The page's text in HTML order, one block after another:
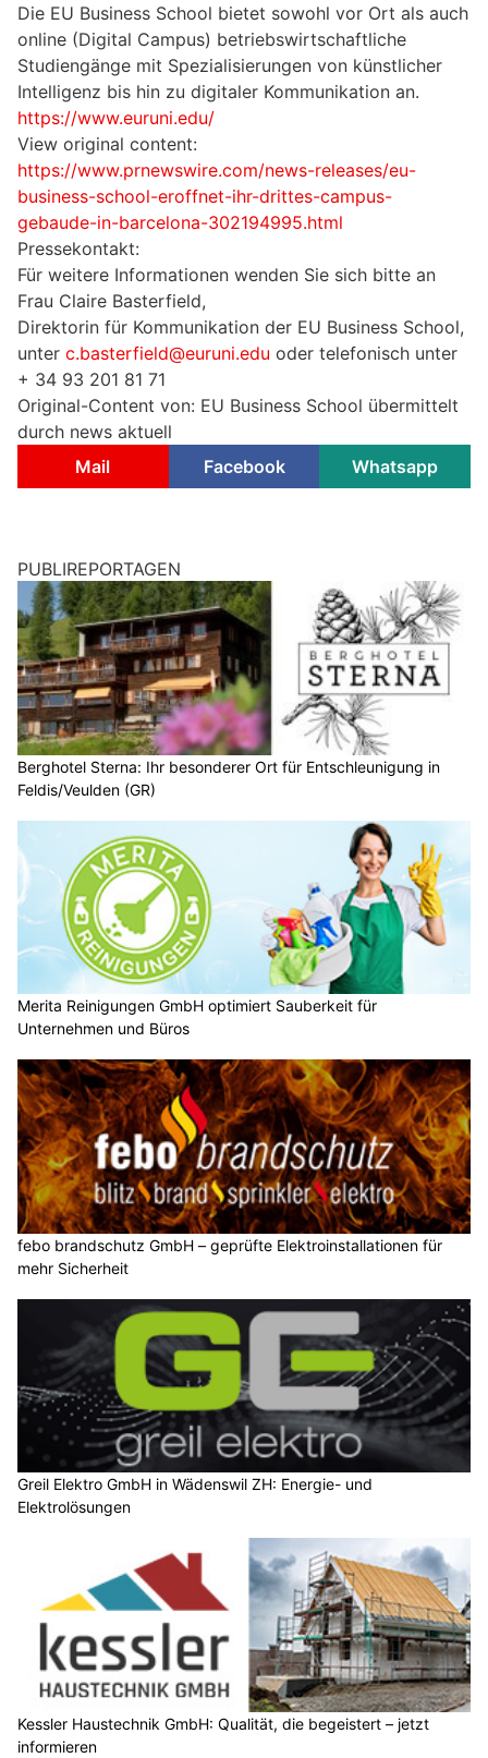
Die EU Business School bietet sowohl vor Ort als auch
online (Digital Campus) betriebswirtschaftliche
Studiengänge mit Spezialisierungen von künstlicher
Intelligenz bis hin zu digitaler Kommunikation an.
https://www.euruni.edu/
View original content:
https://www.prnewswire.com/news-releases/eu-
business-school-eroffnet-ihr-drittes-campus-
gebaude-in-barcelona-302194995.html
Pressekontakt:
Für weitere Informationen wenden Sie sich bitte an
Frau Claire Basterfield,
Direktorin für Kommunikation der EU Business School,
unter c.basterfield@euruni.edu oder telefonisch unter
+ 34 93 201 81 71
Original-Content von: EU Business School übermittelt
durch news aktuell
Mail
Facebook Whatsapp
PUBLIREPORTAGEN
Berghotel Sterna: Ihr besonderer Ort für Entschleunigung in
Feldis/Veulden (GR)
Merita Reinigungen GmbH optimiert Sauberkeit für
Unternehmen und Büros
febo brandschutz GmbH – geprüfte Elektroinstallationen für
mehr Sicherheit
Greil Elektro GmbH in Wädenswil ZH: Energie- und
Elektrolösungen
Kessler Haustechnik GmbH: Qualität, die begeistert – jetzt
informieren